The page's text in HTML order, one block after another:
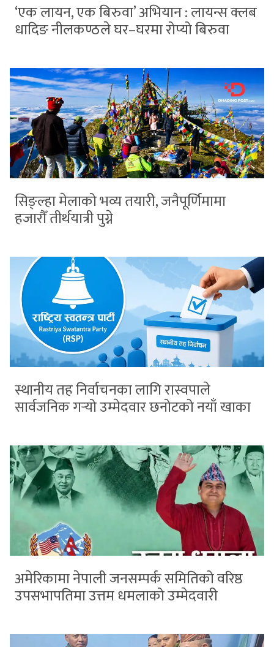
‘एक लायन, एक बिरुवा’ अभियान : लायन्स क्लब
धादिङ नीलकण्ठले घर–घरमा रोप्यो बिरुवा
सिङ्ल्हा मेलाको भव्य तयारी, जनैपूर्णिमामा
हजारौँ तीर्थयात्री पुग्ने
स्थानीय तह निर्वाचनका लागि रास्वपाले
सार्वजनिक गर्‍यो उम्मेदवार छनोटको नयाँ खाका
अमेरिकामा नेपाली जनसम्पर्क समितिको वरिष्ठ
उपसभापतिमा उत्तम धमलाको उम्मेदवारी